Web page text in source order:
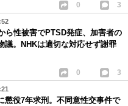
0 3
ら性被害でPTSD発症、加害者の
議。NHKは適切な対応せず謝罪
0 3
懲役7年求刑。不同意性交事件で